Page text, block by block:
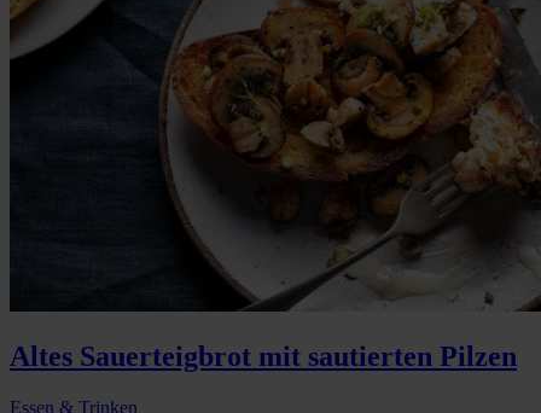
Altes Sauerteigbrot mit sautierten Pilzen
Essen & Trinken